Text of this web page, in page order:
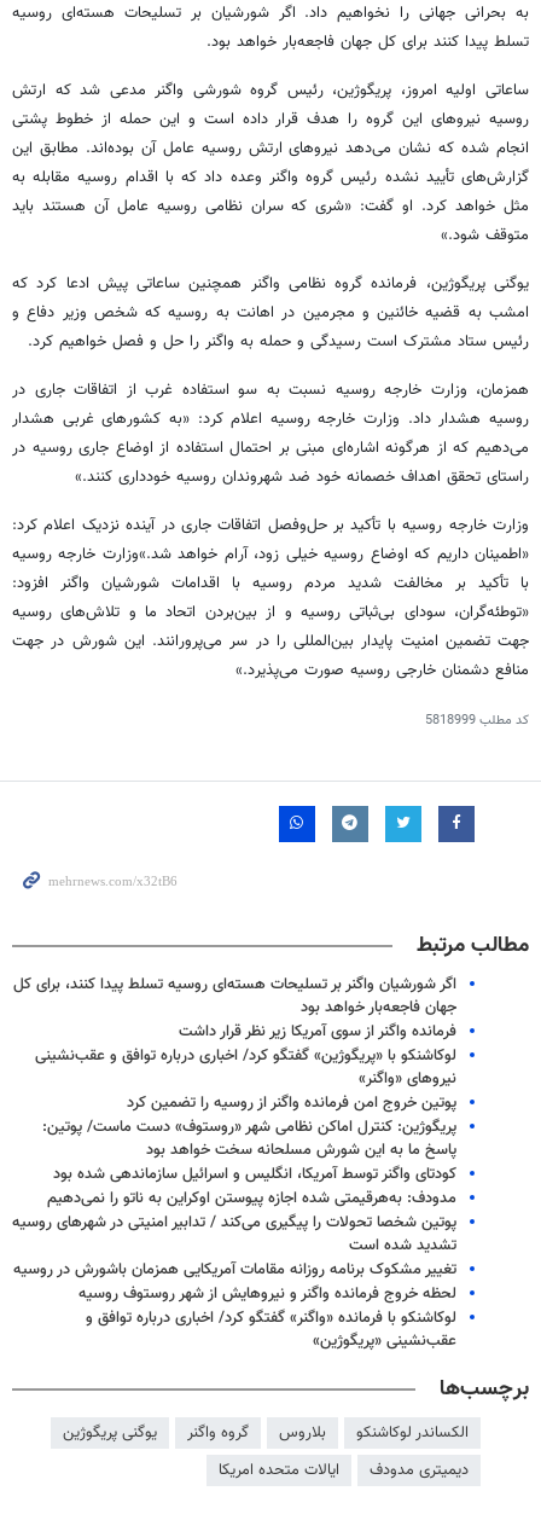
به بحرانی جهانی را نخواهیم داد. اگر شورشیان بر تسلیحات هسته‌ای روسیه
تسلط پیدا کنند برای کل جهان فاجعه‌بار خواهد بود.
ساعاتی اولیه امروز، پریگوژین، رئیس گروه شورشی واگنرمدعی شد که ارتش
روسیه نیروهای این گروه را هدف قرار داده است و این حمله از خطوط پشتی
انجام شده که نشان می‌دهد نیروهای ارتش روسیه عامل آن بوده‌اند. مطابق این
گزارش‌های تأیید نشده رئیس گروه واگنر وعده داد که با اقدام روسیه مقابله به
مثل خواهد کرد. او گفت: «شریکه سران نظامی روسیه عامل آن هستند باید
متوقف شود.»
یوگنیپریگوژین، فرمانده گروه نظامی واگنر همچنین ساعاتی پیش ادعا کرد که
امشب به قضیه خائنین و مجرمین در اهانت به روسیه که شخص وزیر دفاع و
رئیس ستاد مشترک است رسیدگی و حمله به واگنر را حل و فصل خواهیم کرد.
همزمان، وزارت خارجه روسیه نسبت به سو استفاده غرب از اتفاقات جاری در
روسیه هشدار داد. وزارت خارجه روسیه اعلام کرد: «به کشورهای غربی هشدار
می‌دهیم که از هرگونه اشاره‌ای مبنی بر احتمال استفاده از اوضاع جاری روسیه در
راستای تحقق اهداف خصمانه خود ضد شهروندان روسیه خودداری کنند.»
وزارت خارجه روسیه با تأکید بر حل‌وفصل اتفاقات جاری در آینده نزدیک اعلام کرد:
«اطمینان داریم که اوضاع روسیه خیلی زود، آرام خواهد شد.»وزارت خارجه روسیه
با تأکید بر مخالفت شدید مردم روسیه با اقدامات شورشیان واگنر افزود:
«توطئه‌گران، سودای بی‌ثباتی روسیه و از بین‌بردن اتحاد ما و تلاش‌های روسیه
جهت تضمین امنیت پایدار بین‌المللی را در سر می‌پرورانند. این شورش در جهت
منافع دشمنان خارجی روسیه صورت می‌پذیرد.»
کد مطلب5818999
مطالب مرتبط
اگر شورشیان واگنر بر تسلیحات هسته‌ای روسیه تسلط پیدا کنند، برای کل
جهان فاجعه‌بار خواهد بود
فرمانده واگنر از سوی آمریکا زیر نظر قرار داشت
لوکاشنکو با «پریگوژین» گفتگو کرد/ اخباری درباره توافق و عقب‌نشینی
نیروهای «واگنر»
پوتین خروج امن فرمانده واگنر از روسیه را تضمین کرد
پریگوژین: کنترل اماکن نظامی شهر «روستوف» دست ماست/ پوتین:
پاسخ ما به این شورش مسلحانه سخت خواهد بود
کودتای واگنر توسط آمریکا، انگلیس و اسرائیل سازماندهی شده بود
مدودف: به‌هرقیمتی شده اجازه پیوستن اوکراین به ناتو را نمی‌دهیم
پوتین شخصا تحولات را پیگیری می‌کند / تدابیر امنیتی در شهرهای روسیه
تشدید شده‌ است
تغییر مشکوک برنامه روزانه مقامات آمریکایی همزمان باشورش در روسیه
لحظه خروج فرمانده واگنر و نیروهایش از شهر روستوف روسیه
لوکاشنکو با فرمانده «واگنر» گفتگو کرد/ اخباری درباره توافق و
عقب‌نشینی «پریگوژین»
برچسب‌ها
الکساندر لوکاشنکو بلاروس گروه واگنر
یوگنی پریگوژین
دیمیتری مدودف
ایالات متحده امریکا